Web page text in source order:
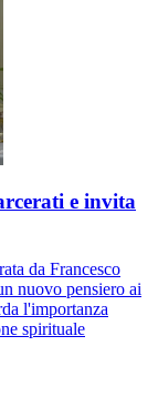
e invita
da Francesco
nuovo pensiero ai
l'importanza
spirituale